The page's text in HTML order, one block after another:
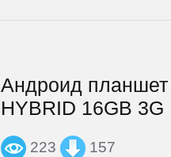
Андроид
HYBRID 16GB 3G
223 157